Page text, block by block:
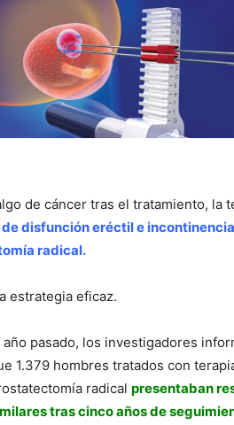
de cáncer tras el tratamiento, la
disfunción eréctil e
radical.
estrategia eficaz.
año pasado, los investigadores
1.379 hombres tratados con
radical presentaban
tras cinco años de